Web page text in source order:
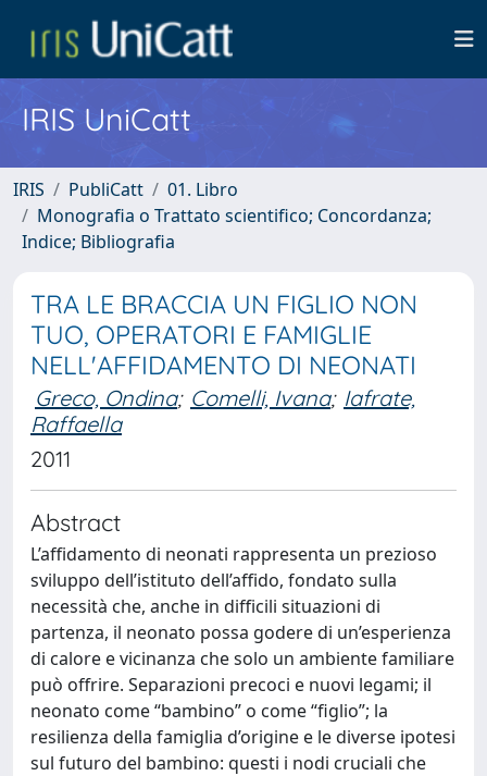
IRIS UniCatt
IRIS PubliCatt
01. Libro
Monografia o Trattato scientifico; Concordanza;
Indice; Bibliografia
TRA LE BRACCIA UN FIGLIO NON
TUO, OPERATORI E FAMIGLIE
NELL'AFFIDAMENTO DI NEONATI
Greco, Ondina; Comelli, Ivana; Iafrate,
Raffaella
2011
Abstract
L’affidamento di neonati rappresenta un prezioso
sviluppo dell’istituto dell’affido, fondato sulla
necessità che, anche in difficili situazioni di
partenza, il neonato possa godere di un’esperienza
di calore e vicinanza che solo un ambiente familiare
può offrire. Separazioni precoci e nuovi legami; il
neonato come “bambino” o come “figlio”; la
resilienza della famiglia d’origine e le diverse ipotesi
sul futuro del bambino: questi i nodi cruciali che